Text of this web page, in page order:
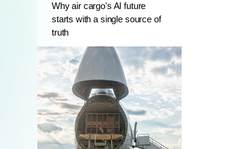
Why air cargo's AI future
starts with a single source of
truth